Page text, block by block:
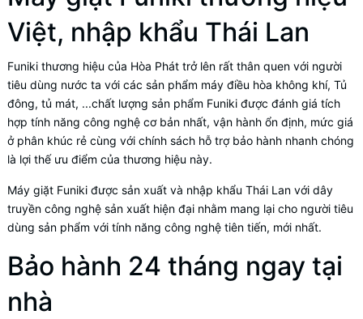
Việt, nhập khẩu Thái Lan
Funiki thương hiệu của Hòa Phát trở lên rất thân quen với người
tiêu dùng nước ta với các sản phẩm máy điều hòa không khí, Tủ
đông, tủ mát, ...chất lượng sản phẩm Funiki được đánh giá tích
hợp tính năng công nghệ cơ bản nhất, vận hành ổn định, mức giá
ở phân khúc rẻ cùng với chính sách hỗ trợ bảo hành nhanh chóng
là lợi thế ưu điểm của thương hiệu này.
Máy giặt Funiki được sản xuất và nhập khẩu Thái Lan với dây
truyền công nghệ sản xuất hiện đại nhằm mang lại cho người tiêu
dùng sản phẩm với tính năng công nghệ tiên tiến, mới nhất.
Bảo hành 24 tháng ngay tại
nhà